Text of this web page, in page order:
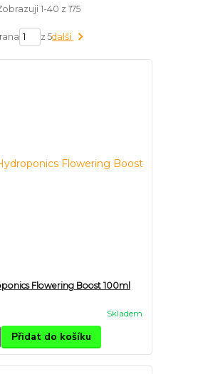
1-40 z 175
z 5další
Flowering Boost 100ml
Skladem
Přidat do košíku